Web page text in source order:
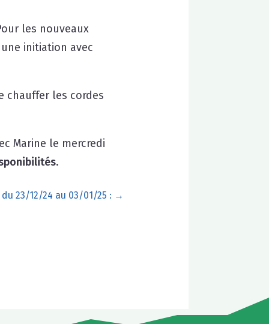
les nouveaux
initiation avec
chauffer les cordes
Marine le mercredi
.
23/12/24 au 03/01/25 : →